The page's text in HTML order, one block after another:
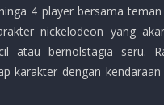
4 player bersama
nickelodeon yang
atau bernolstagia seru.
karakter dengan